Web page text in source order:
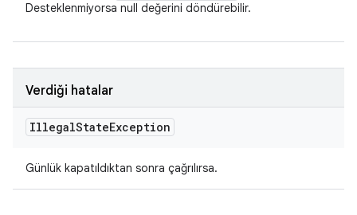
Desteklenmiyorsa null değerini döndürebilir.
Verdiği hatalar
IllegalStateException
Günlük kapatıldıktan sonra çağrılırsa.